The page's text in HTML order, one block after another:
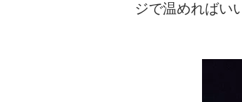
ジで温めればい